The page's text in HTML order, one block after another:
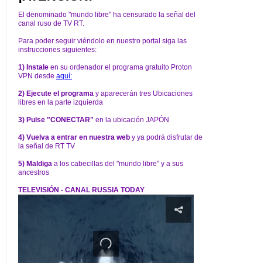
El denominado "mundo libre" ha censurado la señal del
canal ruso de TV RT.
Para poder seguir viéndolo en nuestro portal siga las
instrucciones siguientes:
1) Instale en su ordenador el programa gratuito Proton
VPN desde aquí:
2) Ejecute el programa y aparecerán tres Ubicaciones
libres en la parte izquierda
3) Pulse "CONECTAR" en la ubicación JAPÓN
4) Vuelva a entrar en nuestra web y ya podrá disfrutar de
la señal de RT TV
5) Maldiga a los cabecillas del "mundo libre" y a sus
ancestros
TELEVISIÓN - CANAL RUSSIA TODAY